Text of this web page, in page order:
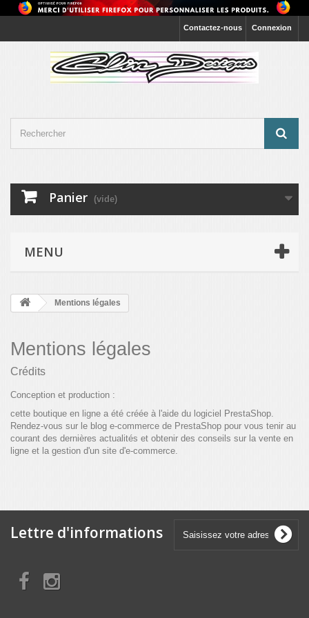
Connexion
Contactez-nous
Panier (vide)
MENU
Mentions légales
Mentions légales
Crédits
Conception et production :
cette boutique en ligne a été créée à l'aide du logiciel PrestaShop.
Rendez-vous sur le blog e-commerce de PrestaShop pour vous tenir au
courant des dernières actualités et obtenir des conseils sur la vente en
ligne et la gestion d'un site d'e-commerce.
Lettre d'informations